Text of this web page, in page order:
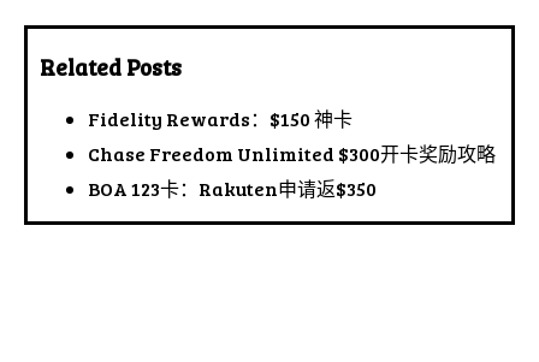
Related Posts
Fidelity Rewards：$150 神卡
Chase Freedom Unlimited $300开卡奖励攻略
BOA 123卡：Rakuten申请返$350